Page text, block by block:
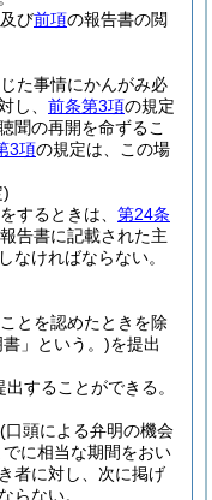
び前項の報告書の閲
た事情にかんがみ必
し、 前条第3項の規定
聞の再開を命ずるこ
3項の規定は、この場
)
するときは、 第24条
告書に記載された主
なければならない。
とを認めたときを除
」という。)を提出
することができる。
(口頭による弁明の機会
でに相当な期間をおい
者に対し、次に掲げ
らない。